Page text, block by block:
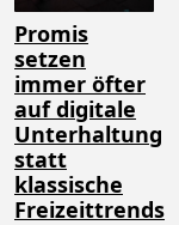
Promis
setzen
immer öfter
auf digitale
Unterhaltung
statt
klassische
Freizeittrends